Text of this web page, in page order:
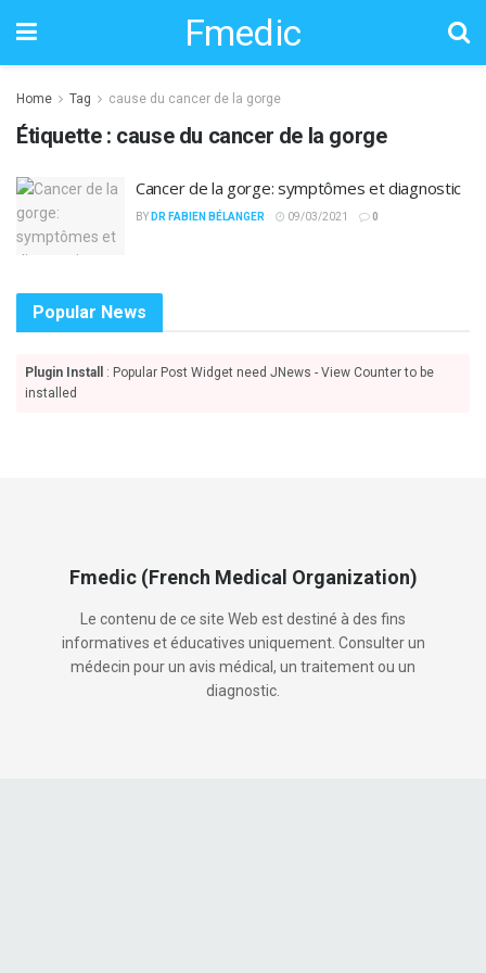
Fmedic
Home Tag cause du cancer de la gorge
Étiquette : cause du cancer de la gorge
Cancer de la gorge: symptômes et diagnostic
BY DR FABIEN BÉLANGER 09/03/2021 0
Popular News
Plugin Install
: Popular Post Widget need JNews - View Counter to be
installed
Fmedic (French Medical Organization)
Le contenu de ce site Web est destiné à des fins
informatives et éducatives uniquement. Consulter un
médecin pour un avis médical, un traitement ou un
diagnostic.